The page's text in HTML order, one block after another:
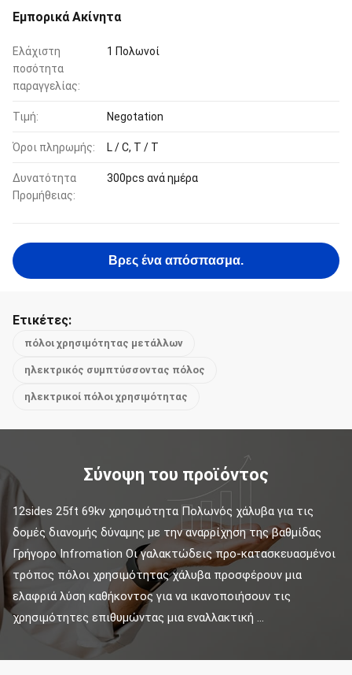
Εμπορικά Ακίνητα
Ελάχιστη
ποσότητα
παραγγελίας:
1 Πολωνοί
Τιμή: Negotation
Όροι πληρωμής: L / C, T / T
Δυνατότητα
Προμήθειας:
300pcs ανά ημέρα
Βρες ένα απόσπασμα.
Ετικέτες:
πόλοι χρησιμότητας μετάλλων
ηλεκτρικός συμπτύσσοντας πόλος
ηλεκτρικοί πόλοι χρησιμότητας
Σύνοψη του προϊόντος
12sides 25ft 69kv χρησιμότητα Πολωνός χάλυβα για τις
δομές διανομής δύναμης με την αναρρίχηση της βαθμίδας
Γρήγορο Infromation Οι γαλακτώδεις προ-κατασκευασμένοι
τρόπος πόλοι χρησιμότητας χάλυβα προσφέρουν μια
ελαφριά λύση καθήκοντος για να ικανοποιήσουν τις
χρησιμότητες επιθυμώντας μια εναλλακτική ...